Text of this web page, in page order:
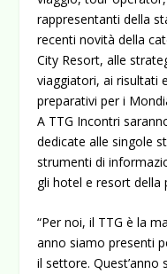
rappresentanti della
recenti novità della
City Resort, alle
viaggiatori, ai risultati
preparativi per i
A TTG Incontri
dedicate alle singole
strumenti di
gli hotel e resort della
“Per noi, il TTG è la
anno siamo presenti
il settore. Quest’anno